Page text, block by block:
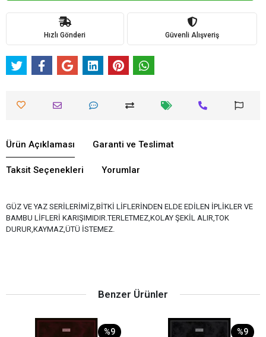
Hızlı Gönderi Güvenli Alışveriş
Ürün Açıklaması Garanti ve Teslimat
Taksit Seçenekleri Yorumlar
GÜZ VE YAZ SERİLERİMİZ,BİTKİ LİFLERİNDEN ELDE EDİLEN İPLİKLER VE
BAMBU LİFLERİ KARIŞIMIDIR.TERLETMEZ,KOLAY ŞEKİL ALIR,TOK
DURUR,KAYMAZ,ÜTÜ İSTEMEZ.
Benzer Ürünler
%9 %9